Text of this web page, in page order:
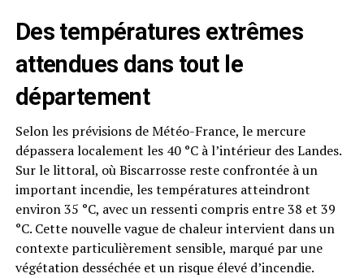
Des températures extrêmes
attendues dans tout le
département
Selon les prévisions de Météo-France, le mercure
dépassera localement les 40 °C à l’intérieur des Landes.
Sur le littoral, où Biscarrosse reste confrontée à un
important incendie, les températures atteindront
environ 35 °C, avec un ressenti compris entre 38 et 39
°C. Cette nouvelle vague de chaleur intervient dans un
contexte particulièrement sensible, marqué par une
végétation desséchée et un risque élevé d’incendie.